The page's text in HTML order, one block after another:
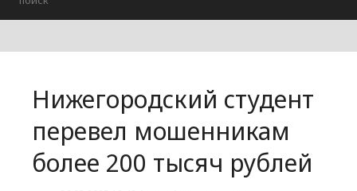
Городские события
Нижегородский студент
перевел мошенникам
более 200 тысяч рублей